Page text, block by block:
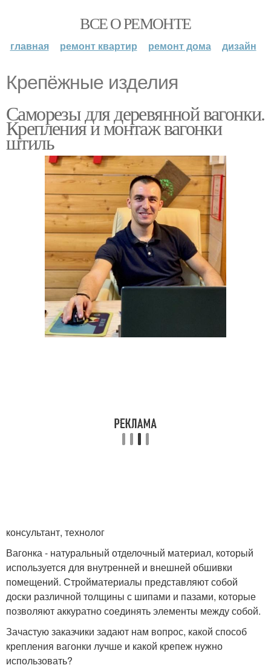
ВСЕ О РЕМОНТЕ
главная ремонт квартир ремонт дома дизайн
Крепёжные изделия
Саморезы для деревянной вагонки.
Крепления и монтаж вагонки
штиль
консультант, технолог
Вагонка - натуральный отделочный материал, который
используется для внутренней и внешней обшивки
помещений. Стройматериалы представляют собой
доски различной толщины с шипами и пазами, которые
позволяют аккуратно соединять элементы между собой.
Зачастую заказчики задают нам вопрос, какой способ
крепления вагонки лучше и какой крепеж нужно
использовать?